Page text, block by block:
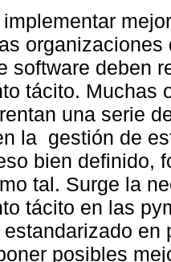
software deben
tácito. Muchas
una serie
la gestión de
bien definido,
tal. Surge la
tácito en las
posibles